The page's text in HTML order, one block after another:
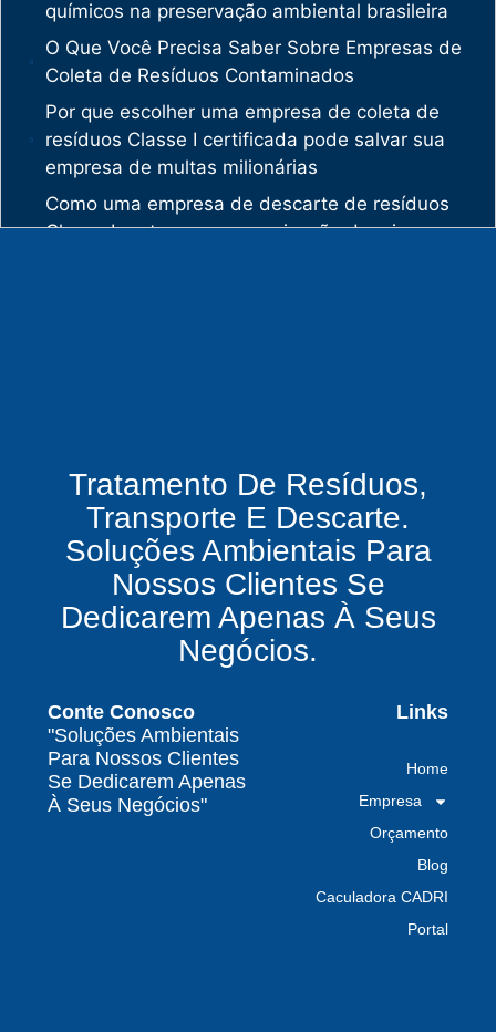
químicos na preservação ambiental brasileira
O Que Você Precisa Saber Sobre Empresas de
Coleta de Resíduos Contaminados
Por que escolher uma empresa de coleta de
resíduos Classe I certificada pode salvar sua
empresa de multas milionárias
Como uma empresa de descarte de resíduos
Classe I protege sua organização de crimes
vê oportunidades bilionárias esperando para
serem exploradas.
O que uma empresa de gestão de resíduos
químicos precisa fazer para garantir segurança
e conformidade legal no Brasil
Como uma empresa de gestão de resíduos
contaminados protege o meio ambiente e
Por que contratar uma empresa de gestão de
resíduos classe I é fundamental para sua
indústria
Por que escolher uma empresa de
gerenciamento de resíduos especializada é
Tratamento De Resíduos,
Transporte E Descarte.
Soluções Ambientais Para
Nossos Clientes Se
Dedicarem Apenas À Seus
Negócios.
Conte Conosco
"Soluções Ambientais
Para Nossos Clientes
Se Dedicarem Apenas
À Seus Negócios"
Links
Home
Empresa
Orçamento
Blog
Caculadora CADRI
Portal